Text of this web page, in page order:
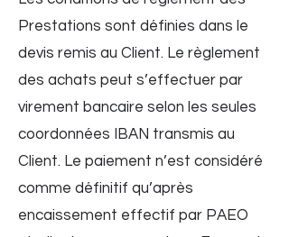
Prestations sont définies dans le
devis remis au Client. Le règlement
des achats peut s’effectuer par
virement bancaire selon les seules
coordonnées IBAN transmis au
Client. Le paiement n’est considéré
comme définitif qu’après
encaissement effectif par PAEO